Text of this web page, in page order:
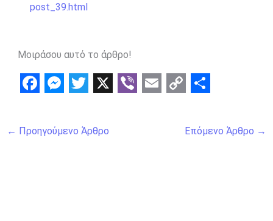
post_39.html
Μοιράσου αυτό το άρθρο!
a
c
s
w
i
h
a
← Προηγούμενο Άρθρο Επόμενο Άρθρο →